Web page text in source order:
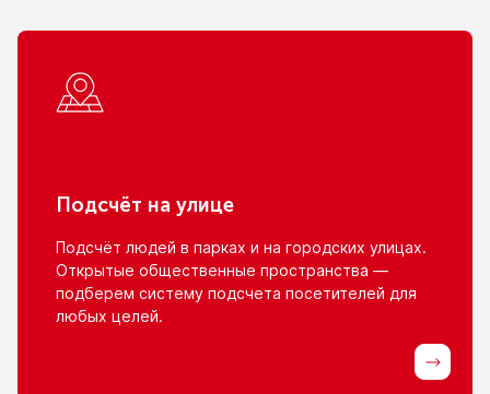
Подсчёт на улице
Подсчёт людей в парках и на городских улицах.
Открытые общественные пространства —
подберем систему подсчета посетителей для
любых целей.